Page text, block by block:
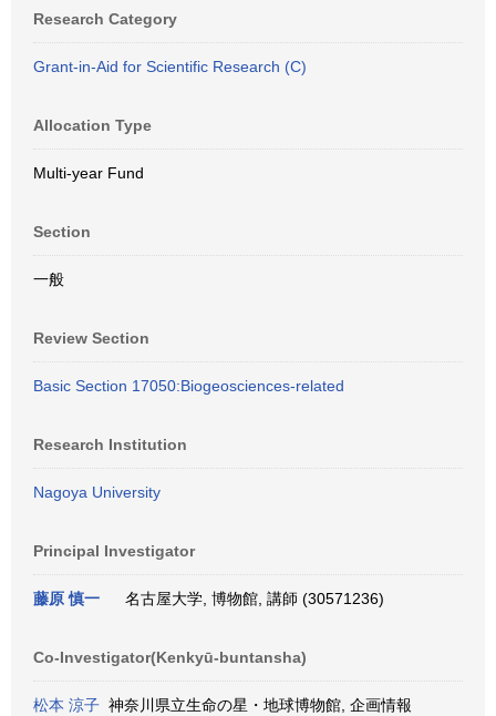
Research Category
Grant-in-Aid for Scientific Research (C)
Allocation Type
Multi-year Fund
Section
一般
Review Section
Basic Section 17050:Biogeosciences-related
Research Institution
Nagoya University
Principal Investigator
藤原 慎一 名古屋大学, 博物館, 講師 (30571236)
Co-Investigator(Kenkyū-buntansha)
松本 涼子 神奈川県立生命の星・地球博物館, 企画情報